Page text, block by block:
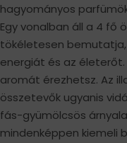
hagyományos
Egy vonalban áll a 4 fő
tökéletesen bemutatja,
energiát és az
aromát érezhetsz. Az
összetevők ugyanis
fás-gyümölcsös
mindenképpen kiemeli